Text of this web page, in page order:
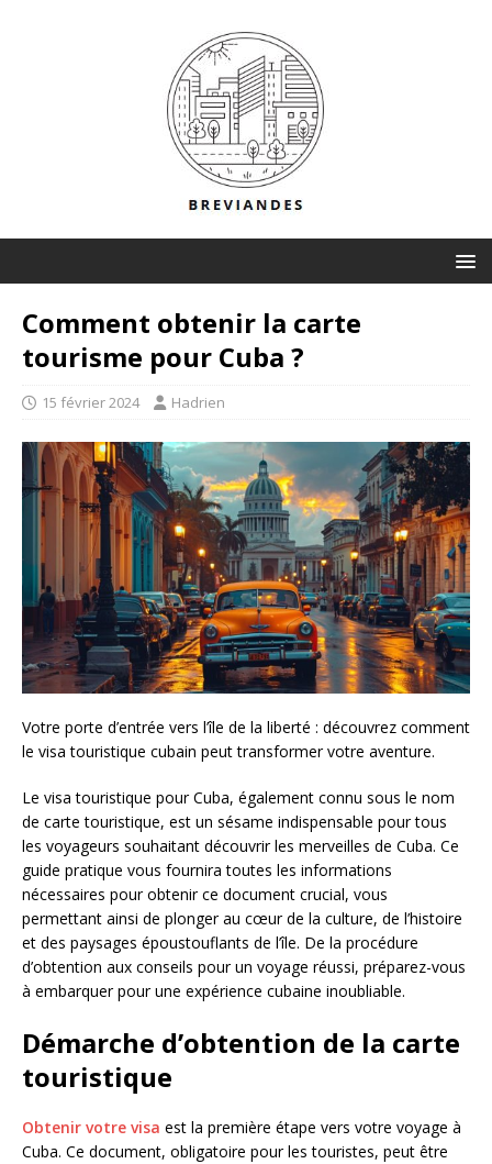
Comment obtenir la carte
tourisme pour Cuba ?
15 février 2024 Hadrien
Votre porte d’entrée vers l’île de la liberté : découvrez comment
le visa touristique cubain peut transformer votre aventure.
Le visa touristique pour Cuba, également connu sous le nom
de carte touristique, est un sésame indispensable pour tous
les voyageurs souhaitant découvrir les merveilles de Cuba. Ce
guide pratique vous fournira toutes les informations
nécessaires pour obtenir ce document crucial, vous
permettant ainsi de plonger au cœur de la culture, de l’histoire
et des paysages époustouflants de l’île. De la procédure
d’obtention aux conseils pour un voyage réussi, préparez-vous
à embarquer pour une expérience cubaine inoubliable.
Démarche d’obtention de la carte
touristique
Obtenir votre visa est la première étape vers votre voyage à
Cuba. Ce document, obligatoire pour les touristes, peut être